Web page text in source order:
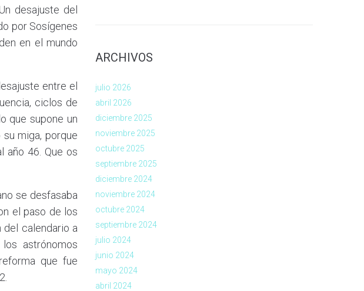
desajuste del
por Sosígenes
en el mundo
entre el
ciclos de
que supone un
miga, porque
año 46. Que os
se desfasaba
el paso de los
del calendario a
astrónomos
que fue
ARCHIVOS
julio 2026
abril 2026
diciembre 2025
noviembre 2025
octubre 2025
septiembre 2025
diciembre 2024
noviembre 2024
octubre 2024
septiembre 2024
julio 2024
junio 2024
mayo 2024
abril 2024